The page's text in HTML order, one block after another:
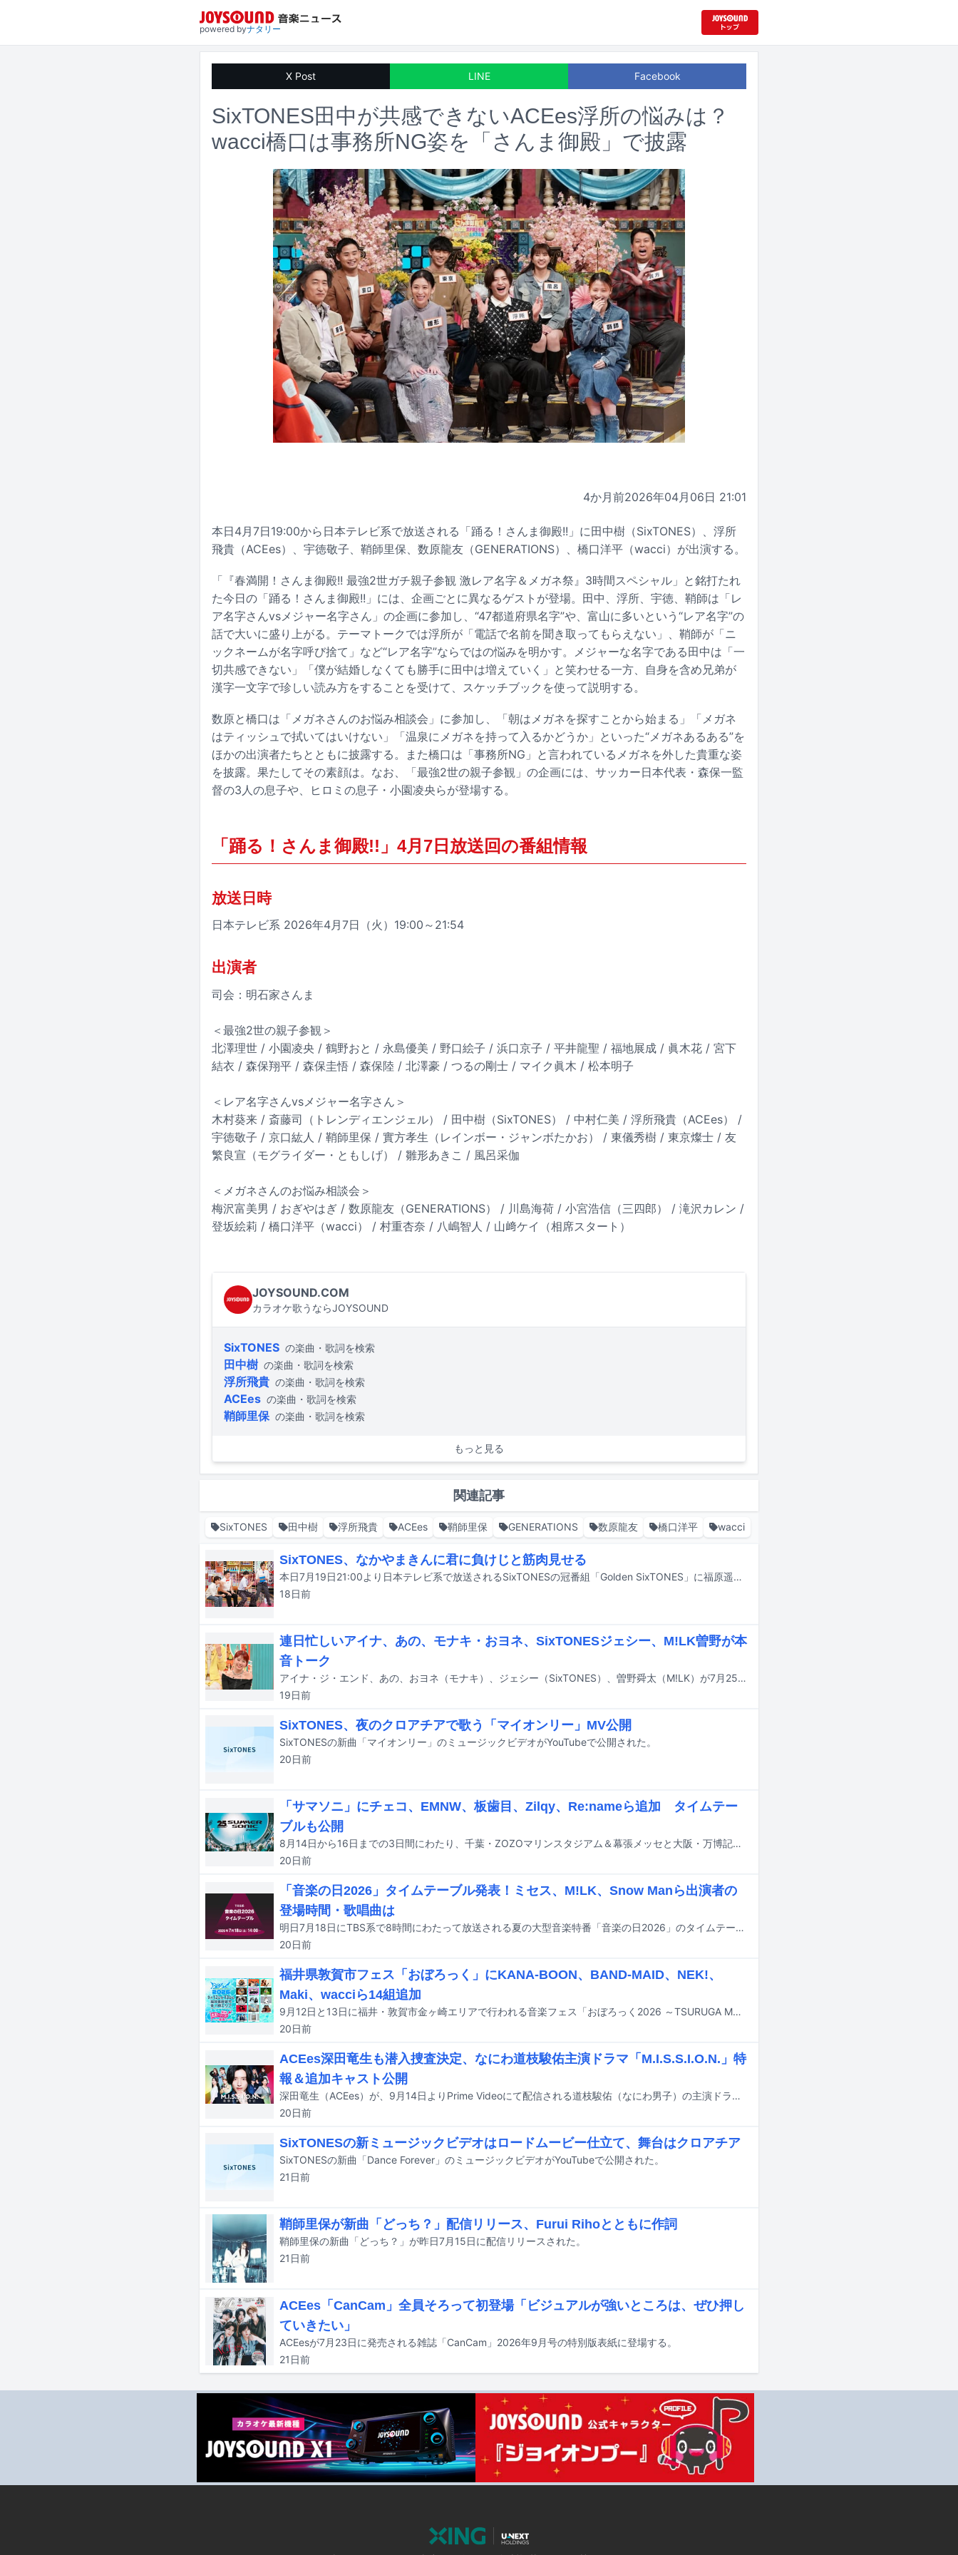
powered byナタリー
X Post LINE Facebook
SixTONES田中が共感できないACEes浮所の悩みは？
wacci橋口は事務所NG姿を「さんま御殿」で披露
4か月前2026年04月06日 21:01
本日4月7日19:00から日本テレビ系で放送される「踊る！さんま御殿!!」に田中樹（SixTONES）、浮所
飛貴（ACEes）、宇徳敬子、鞘師里保、数原龍友（GENERATIONS）、橋口洋平（wacci）が出演する。
「『春満開！さんま御殿!! 最強2世ガチ親子参観 激レア名字＆メガネ祭』3時間スペシャル」と銘打たれ
た今日の「踊る！さんま御殿!!」には、企画ごとに異なるゲストが登場。田中、浮所、宇徳、鞘師は「レ
ア名字さんvsメジャー名字さん」の企画に参加し、“47都道府県名字”や、富山に多いという“レア名字”の
話で大いに盛り上がる。テーマトークでは浮所が「電話で名前を聞き取ってもらえない」、鞘師が「ニ
ックネームが名字呼び捨て」など“レア名字”ならではの悩みを明かす。メジャーな名字である田中は「一
切共感できない」「僕が結婚しなくても勝手に田中は増えていく」と笑わせる一方、自身を含め兄弟が
漢字一文字で珍しい読み方をすることを受けて、スケッチブックを使って説明する。
数原と橋口は「メガネさんのお悩み相談会」に参加し、「朝はメガネを探すことから始まる」「メガネ
はティッシュで拭いてはいけない」「温泉にメガネを持って入るかどうか」といった“メガネあるある”を
ほかの出演者たちとともに披露する。また橋口は「事務所NG」と言われているメガネを外した貴重な姿
を披露。果たしてその素顔は。なお、「最強2世の親子参観」の企画には、サッカー日本代表・森保一監
督の3人の息子や、ヒロミの息子・小園凌央らが登場する。
「踊る！さんま御殿!!」4月7日放送回の番組情報
放送日時
日本テレビ系 2026年4月7日（火）19:00～21:54
出演者
司会：明石家さんま
＜最強2世の親子参観＞
北澤理世 / 小園凌央 / 鶴野おと / 永島優美 / 野口絵子 / 浜口京子 / 平井龍聖 / 福地展成 / 眞木花 / 宮下
結衣 / 森保翔平 / 森保圭悟 / 森保陸 / 北澤豪 / つるの剛士 / マイク眞木 / 松本明子
＜レア名字さんvsメジャー名字さん＞
木村葵来 / 斎藤司（トレンディエンジェル） / 田中樹（SixTONES） / 中村仁美 / 浮所飛貴（ACEes） /
宇徳敬子 / 京口紘人 / 鞘師里保 / 實方孝生（レインボー・ジャンボたかお） / 東儀秀樹 / 東京燦士 / 友
繁良宣（モグライダー・ともしげ） / 雛形あきこ / 風呂采伽
＜メガネさんのお悩み相談会＞
梅沢富美男 / おぎやはぎ / 数原龍友（GENERATIONS） / 川島海荷 / 小宮浩信（三四郎） / 滝沢カレン /
登坂絵莉 / 橋口洋平（wacci） / 村重杏奈 / 八嶋智人 / 山﨑ケイ（相席スタート）
JOYSOUND.COM
カラオケ歌うならJOYSOUND
SixTONES の楽曲・歌詞を検索
田中樹 の楽曲・歌詞を検索
浮所飛貴 の楽曲・歌詞を検索
ACEes の楽曲・歌詞を検索
鞘師里保 の楽曲・歌詞を検索
もっと見る
関連記事
SixTONES 田中樹 浮所飛貴 ACEes 鞘師里保 GENERATIONS 数原龍友 橋口洋平 wacci
SixTONES、なかやまきんに君に負けじと筋肉見せる
本日7月19日21:00より日本テレビ系で放送されるSixTONESの冠番組「Golden SixTONES」に福原遥、出口夏希、なかやまきんに君がゲスト出演する。
18日前
連日忙しいアイナ、あの、モナキ・おヨネ、SixTONESジェシー、M!LK曽野が本
音トーク
アイナ・ジ・エンド、あの、おヨネ（モナキ）、ジェシー（SixTONES）、曽野舜太（M!LK）が7月25日にTBS系で放送される番組「トーキング千鳥！」に出演する。
19日前
SixTONES、夜のクロアチアで歌う「マイオンリー」MV公開
SixTONESの新曲「マイオンリー」のミュージックビデオがYouTubeで公開された。
20日前
「サマソニ」にチェコ、EMNW、板歯目、Zilqy、Re:nameら追加 タイムテー
ブルも公開
8月14日から16日までの3日間にわたり、千葉・ZOZOマリンスタジアム＆幕張メッセと大阪・万博記念公園で行われる音楽フェスティバル「SUMMER SONIC 2026」の追加出演アーティストが発表された。
20日前
「音楽の日2026」タイムテーブル発表！ミセス、M!LK、Snow Manら出演者の
登場時間・歌唱曲は
明日7月18日にTBS系で8時間にわたって放送される夏の大型音楽特番「音楽の日2026」のタイムテーブルが発表された。
20日前
福井県敦賀市フェス「おぼろっく」にKANA-BOON、BAND-MAID、NEK!、
Maki、wacciら14組追加
9月12日と13日に福井・敦賀市金ヶ崎エリアで行われる音楽フェス「おぼろっく2026 ～TSURUGA MUSIC FESTIVAL～」の最終出演アーティストと日割りが発表された。
20日前
ACEes深田竜生も潜入捜査決定、なにわ道枝駿佑主演ドラマ「M.I.S.S.I.O.N.」特
報＆追加キャスト公開
深田竜生（ACEes）が、9月14日よりPrime Videoにて配信される道枝駿佑（なにわ男子）の主演ドラマ「M.I.S.S.I.O.N. 歌劇な潜入捜査官」に出演決定。またドラマのキービジュアルが公開された。
20日前
SixTONESの新ミュージックビデオはロードムービー仕立て、舞台はクロアチア
SixTONESの新曲「Dance Forever」のミュージックビデオがYouTubeで公開された。
21日前
鞘師里保が新曲「どっち？」配信リリース、Furui Rihoとともに作詞
鞘師里保の新曲「どっち？」が昨日7月15日に配信リリースされた。
21日前
ACEes「CanCam」全員そろって初登場「ビジュアルが強いところは、ぜひ押し
ていきたい」
ACEesが7月23日に発売される雑誌「CanCam」2026年9月号の特別版表紙に登場する。
21日前